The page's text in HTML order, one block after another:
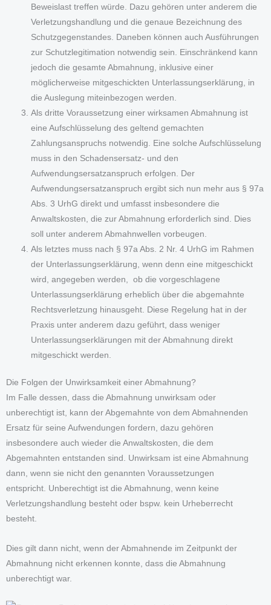
Beweislast treffen würde. Dazu gehören unter anderem die
Verletzungshandlung und die genaue Bezeichnung des
Schutzgegenstandes. Daneben können auch Ausführungen
zur Schutzlegitimation notwendig sein. Einschränkend kann
jedoch die gesamte Abmahnung, inklusive einer
möglicherweise mitgeschickten Unterlassungserklärung, in
die Auslegung miteinbezogen werden.
Als dritte Voraussetzung einer wirksamen Abmahnung ist
eine Aufschlüsselung des geltend gemachten
Zahlungsanspruchs notwendig. Eine solche Aufschlüsselung
muss in den Schadensersatz- und den
Aufwendungsersatzanspruch erfolgen. Der
Aufwendungsersatzanspruch ergibt sich nun mehr aus § 97a
Abs. 3 UrhG direkt und umfasst insbesondere die
Anwaltskosten, die zur Abmahnung erforderlich sind. Dies
soll unter anderem Abmahnwellen vorbeugen.
Als letztes muss nach § 97a Abs. 2 Nr. 4 UrhG im Rahmen
der Unterlassungserklärung, wenn denn eine mitgeschickt
wird, angegeben werden, ob die vorgeschlagene
Unterlassungserklärung erheblich über die abgemahnte
Rechtsverletzung hinausgeht. Diese Regelung hat in der
Praxis unter anderem dazu geführt, dass weniger
Unterlassungserklärungen mit der Abmahnung direkt
mitgeschickt werden.
Die Folgen der Unwirksamkeit einer Abmahnung?
Im Falle dessen, dass die Abmahnung unwirksam oder
unberechtigt ist, kann der Abgemahnte von dem Abmahnenden
Ersatz für seine Aufwendungen fordern, dazu gehören
insbesondere auch wieder die Anwaltskosten, die dem
Abgemahnten entstanden sind. Unwirksam ist eine Abmahnung
dann, wenn sie nicht den genannten Voraussetzungen
entspricht. Unberechtigt ist die Abmahnung, wenn keine
Verletzungshandlung besteht oder bspw. kein Urheberrecht
besteht.
Dies gilt dann nicht, wenn der Abmahnende im Zeitpunkt der
Abmahnung nicht erkennen konnte, dass die Abmahnung
unberechtigt war.